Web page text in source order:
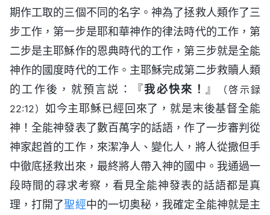
期作工取的三個不同的名字。神為了拯救人類作了三
步工作，第一步是耶和華神作的律法時代的工作，第
二步是主耶穌作的恩典時代的工作，第三步就是全能
神作的國度時代的工作。主耶穌完成第二步救贖人類
的工作後，就預言説：『我必快來！ 』
（啓示録
22:12） 如今主耶穌已經回來了，就是末後基督全能
神！全能神發表了數百萬字的話語，作了一步審判從
神家起首的工作，來潔净人、變化人，將人從撒但手
中徹底拯救出來，最終將人帶入神的國中。我通過一
段時間的尋求考察，看見全能神發表的話語都是真
理，打開了聖經中的一切奥秘，我確定全能神就是主